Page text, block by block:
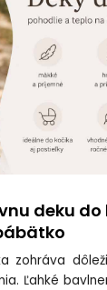
deku do
zohráva
Ľahké